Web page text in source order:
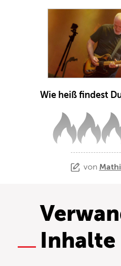
Wie heiß findest
von
Inhalte